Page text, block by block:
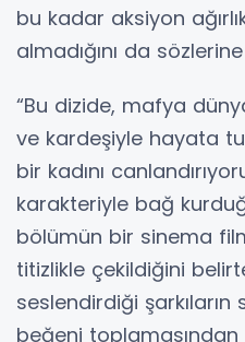
bu kadar aksiyon
almadığını da
“Bu dizide, mafya
ve kardeşiyle hayata
bir kadını
karakteriyle bağ
bölümün bir sinema
titizlikle çekildiğini
seslendirdiği
beğeni